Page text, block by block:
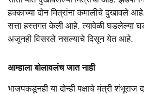
हक्काच्या दोन मित्रांना कमालीचे दुखावले
सत्ता हस्तगत केली आहे. त्यावेळी घडलेल्या
अजूनही विसरले नसल्याचे दिसून येत आहे.
आम्हाला बोलावलंच जात नाही
भाजपकडूनही या दोन्ही पक्षाचे मंत्री शंभूराज